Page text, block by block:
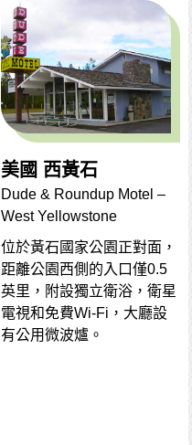
美國 西黃石
Dude & Roundup Motel –
West Yellowstone
位於黃石國家公園正對面，
距離公園西側的入口僅0.5
英里，附設獨立衛浴，衛星
電視和免費Wi-Fi，大廳設
有公用微波爐。